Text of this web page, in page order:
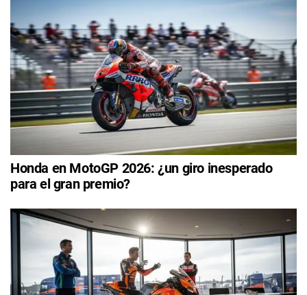
Honda en MotoGP 2026: ¿un giro inesperado
para el gran premio?